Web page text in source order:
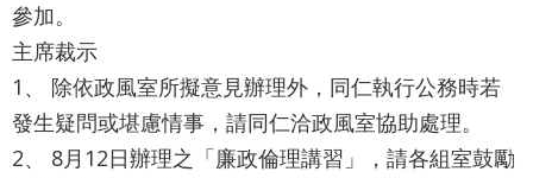
及
資
安
參加。
主席裁示
1、 除依政風室所擬意見辦理外，同仁執行公務時若
發生疑問或堪慮情事，請同仁洽政風室協助處理。
2、 8月12日辦理之「廉政倫理講習」，請各組室鼓勵